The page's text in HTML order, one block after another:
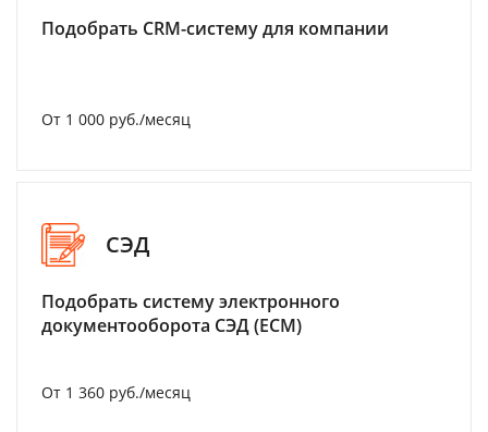
Подобрать CRM-систему для компании
От 1 000 руб./месяц
СЭД
Подобрать систему электронного
документооборота СЭД (ECM)
От 1 360 руб./месяц